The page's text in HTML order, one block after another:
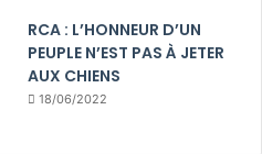
RCA : L’HONNEUR D’UN
PEUPLE N’EST PAS À JETER
AUX CHIENS
18/06/2022